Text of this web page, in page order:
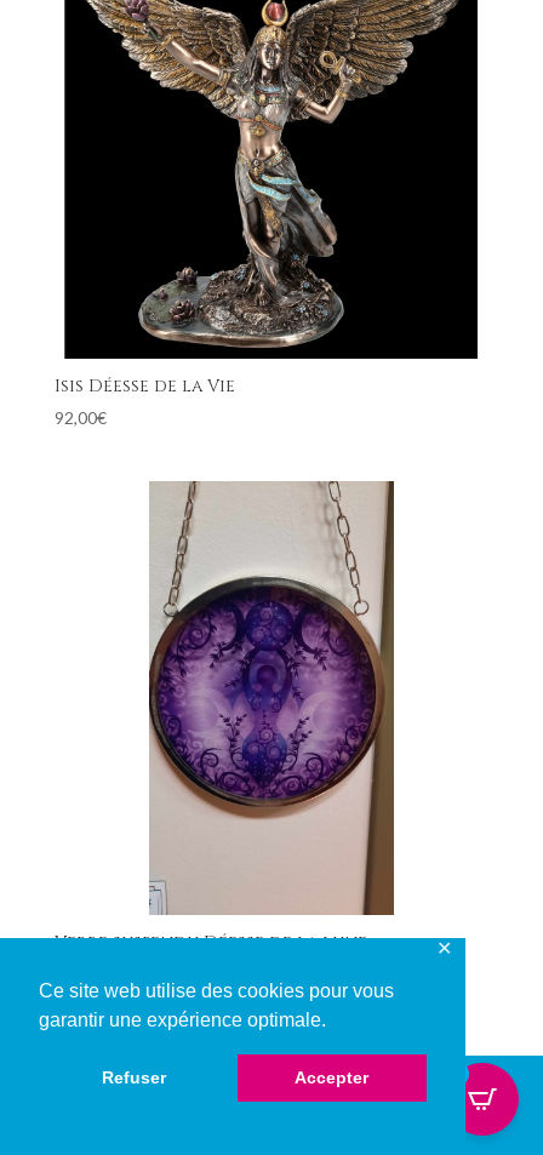
Ce site web utilise des cookies pour vous
garantir une expérience optimale.
Refuser Accepter
✕
Isis Déesse de la Vie
92,00€
Verre suspendu Déesse de la lune